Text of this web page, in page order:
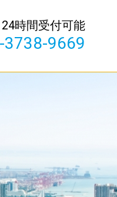
24時間受付可能
3738-9669